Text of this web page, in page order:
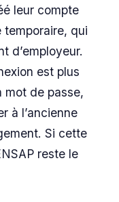
leur compte
qui
d’employeur.
est plus
mot de passe,
à l’ancienne
Si cette
reste le